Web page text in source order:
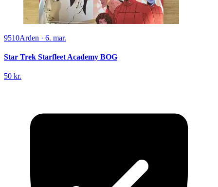
9510Arden · 6. mar.
Star Trek Starfleet Academy BOG
50 kr.